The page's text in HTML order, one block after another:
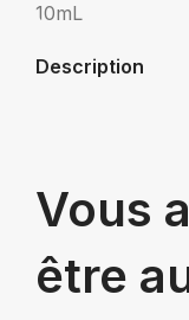
10mL
Description
Vous
être